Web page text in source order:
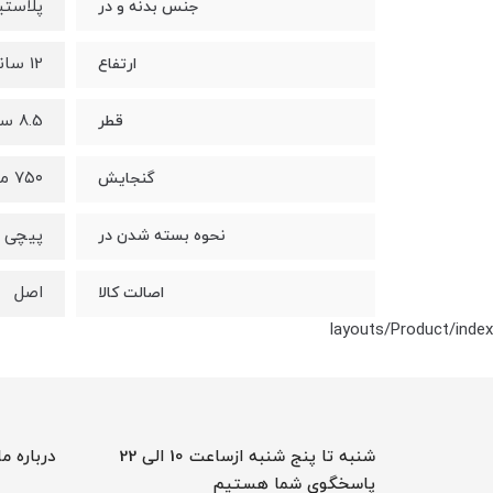
جنس بدنه و در
ارتفاع 12 سانتی متر
قطر 8.5 سانتی متر
گنجایش ۷۵۰ میلی لیتر
نحوه بسته شدن در پیچی
اصالت کالا
اصل
layouts/Product/index
شنبه تا پنج شنبه ازساعت 10 الی 22
پاسخگوی شما هستیم
درباره